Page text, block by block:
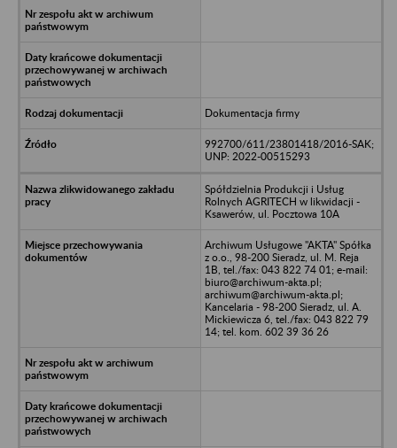
Dokumentacja firmy
992700/611/23801418/2016-SAK;
UNP: 2022-00515293
Spółdzielnia Produkcji i Usług
Rolnych AGRITECH w likwidacji -
Ksawerów, ul. Pocztowa 10A
Archiwum Usługowe "AKTA" Spółka
z o.o., 98-200 Sieradz, ul. M. Reja
1B, tel./fax: 043 822 74 01; e-mail:
biuro@archiwum-akta.pl;
archiwum@archiwum-akta.pl;
Kancelaria - 98-200 Sieradz, ul. A.
Mickiewicza 6, tel./fax: 043 822 79
14; tel. kom. 602 39 36 26